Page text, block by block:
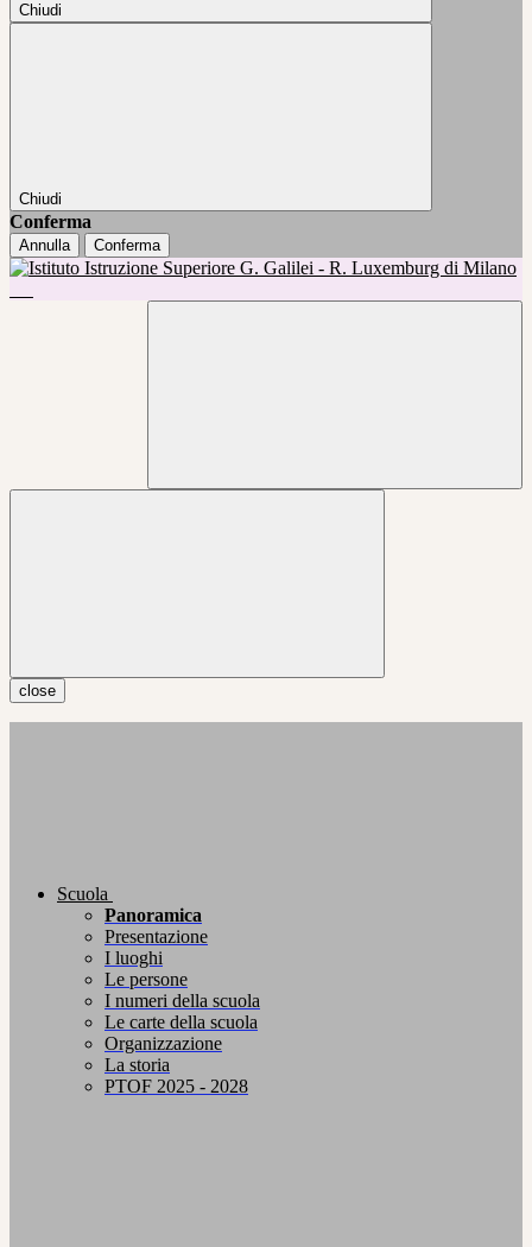
Chiudi
Chiudi
Conferma
Annulla Conferma
close
Scuola
Panoramica
Presentazione
I luoghi
Le persone
I numeri della scuola
Le carte della scuola
Organizzazione
La storia
PTOF 2025 - 2028